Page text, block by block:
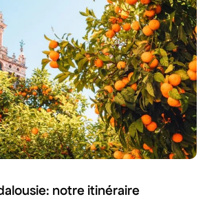
notre itinéraire